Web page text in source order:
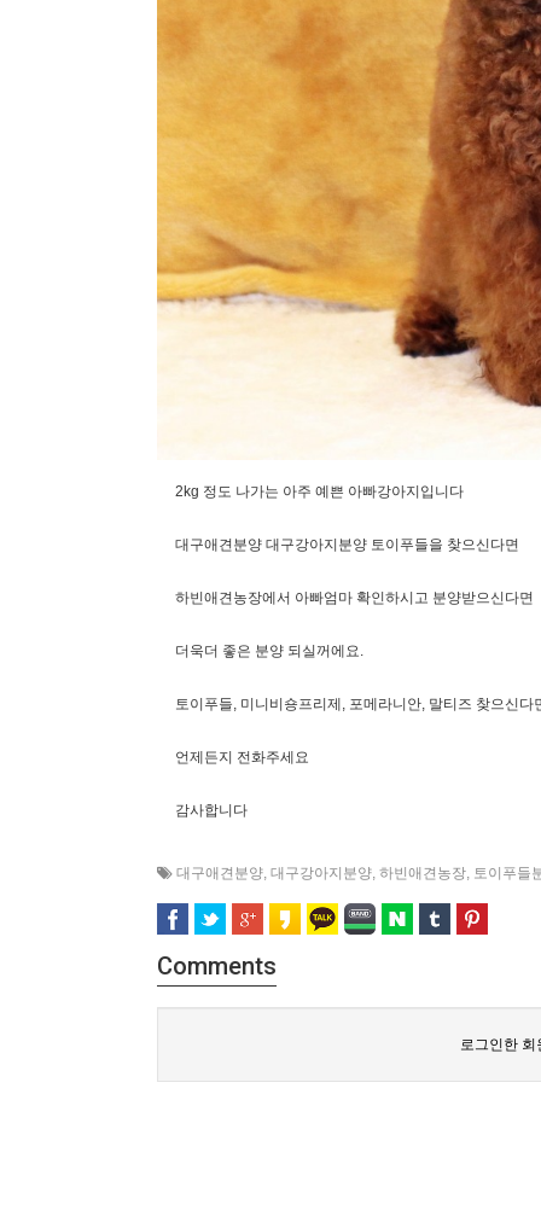
2kg 정도 나가는 아주 예쁜 아빠강아지입니다
대구애견분양 대구강아지분양 토이푸들을 찾으신다면
하빈애견농장에서 아빠엄마 확인하시고 분양받으신다면
더욱더 좋은 분양 되실꺼에요.
토이푸들, 미니비숑프리제, 포메라니안, 말티즈 찾으신다
언제든지 전화주세요
감사합니다
대구애견분양, 대구강아지분양, 하빈애견농장, 토이푸들
Comments
로그인한 회